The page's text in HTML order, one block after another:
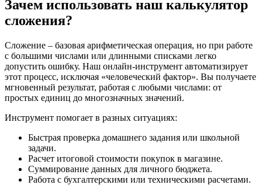
Зачем использовать наш калькулятор
сложения?
Сложение – базовая арифметическая операция, но при работе
с большими числами или длинными списками легко
допустить ошибку. Наш онлайн-инструмент автоматизирует
этот процесс, исключая «человеческий фактор». Вы получаете
мгновенный результат, работая с любыми числами: от
простых единиц до многозначных значений.
Инструмент помогает в разных ситуациях:
Быстрая проверка домашнего задания или школьной
задачи.
Расчет итоговой стоимости покупок в магазине.
Суммирование данных для личного бюджета.
Работа с бухгалтерскими или техническими расчетами.